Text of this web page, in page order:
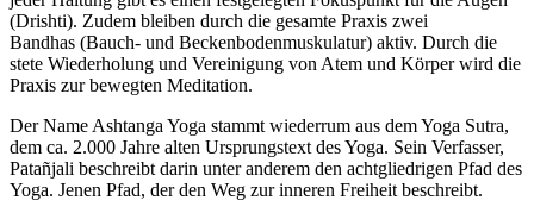
(Drishti). Zudem bleiben durch die gesamte Praxis zwei
Bandhas (Bauch- und Beckenbodenmuskulatur) aktiv. Durch die
stete Wiederholung und Vereinigung von Atem und Körper wird die
Praxis zur bewegten Meditation.
Der Name Ashtanga Yoga stammt wiederrum aus dem Yoga Sutra,
dem ca. 2.000 Jahre alten Ursprungstext des Yoga. Sein Verfasser,
Patañjali beschreibt darin unter anderem den achtgliedrigen Pfad des
Yoga. Jenen Pfad, der den Weg zur inneren Freiheit beschreibt.